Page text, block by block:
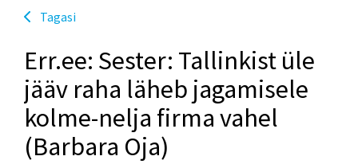
Tagasi
Err.ee: Sester: Tallinkist üle
jääv raha läheb jagamisele
kolme-nelja firma vahel
(Barbara Oja)